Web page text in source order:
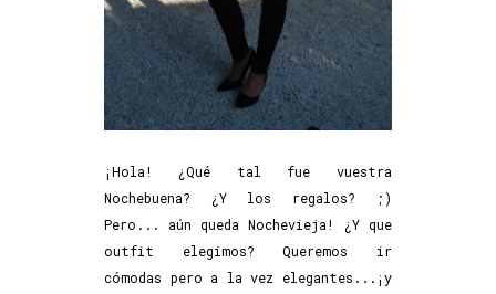
¡Hola! ¿Qué tal fue vuestra
Nochebuena? ¿Y los regalos? ;)
Pero... aún queda Nochevieja! ¿Y que
outfit elegimos? Queremos ir
cómodas pero a la vez elegantes...¡y